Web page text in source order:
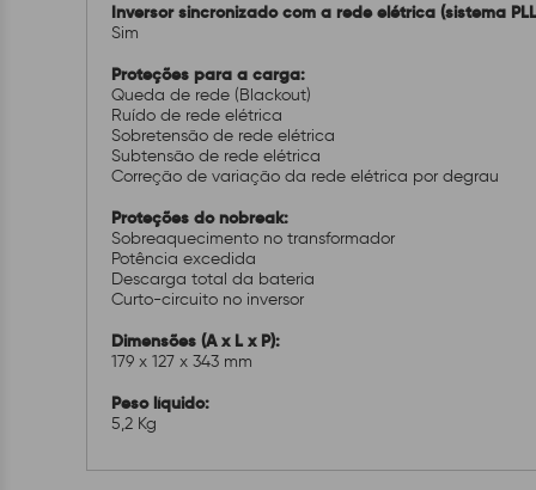
Inversor sincronizado com a rede elétrica (sistema
Sim
Proteções para a carga:
Queda de rede (Blackout)
Ruído de rede elétrica
Sobretensão de rede elétrica
Subtensão de rede elétrica
Correção de variação da rede elétrica por degrau
Proteções do nobreak:
Sobreaquecimento no transformador
Potência excedida
Descarga total da bateria
Curto-circuito no inversor
Dimensões (A x L x P):
179 x 127 x 343 mm
Peso líquido:
5,2 Kg